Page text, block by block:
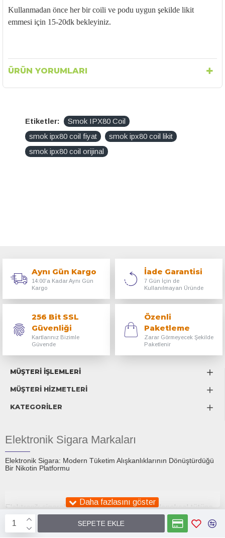
SEPETE EKLE
Kullanmadan önce her bir coili ve podu uygun şekilde likit
emmesi için 15-20dk bekleyiniz.
ÜRÜN YORUMLARI
Etiketler:
Smok IPX80 Coil
smok ipx80 coil fiyat
smok ipx80 coil likit
smok ipx80 coil orijinal
Aynı Gün Kargo
14:00'a Kadar Aynı Gün
Kargo
İade Garantisi
7 Gün İçin de
Kullanılmayan Üründe
256 Bit SSL
Güvenliği
Kartlarınız Bizimle
Güvende
Özenli
Paketleme
Zarar Görmeyecek Şekilde
Paketlenir
MÜŞTERİ İŞLEMLERİ
MÜŞTERİ HİZMETLERİ
KATEGORİLER
Elektronik Sigara Markaları
Elektronik Sigara: Modern Tüketim Alışkanlıklarının Dönüştürdüğü
Bir Nikotin Platformu
Elektronik sigaralar, son on yıl içinde hem geleneksel tütüne
alternatif olarak sunulan bir tüketim aracı hem de küresel bir
tartışma konusu hâline gelmiştir. İlk ortaya çıktıklarında